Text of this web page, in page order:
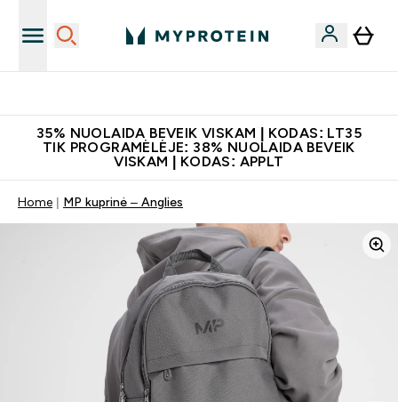
35% NUOLAIDA BEVEIK VISKAM | KODAS: LT35
TIK PROGRAMĖLĖJE: 38% NUOLAIDA BEVEIK
VISKAM | KODAS: APPLT
Home MP kuprinė – Anglies